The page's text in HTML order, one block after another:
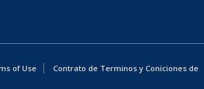
of Use
Contrato de Terminos y Coniciones de